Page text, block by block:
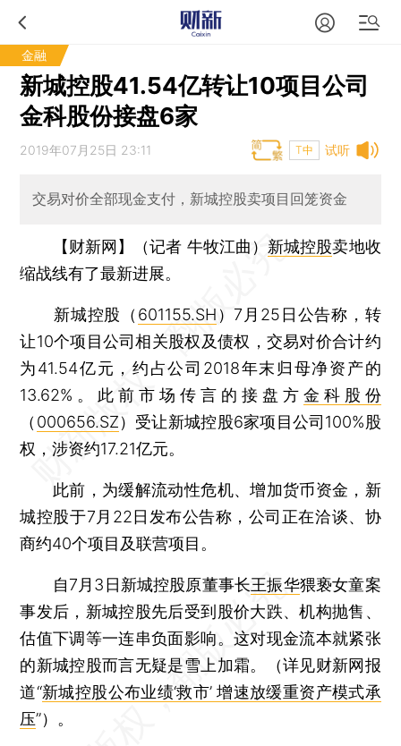
金融
新城控股41.54亿转让10项目公司
金科股份接盘6家
试听
2019年07月25日 23:11 T中
交易对价全部现金支付，新城控股卖项目回笼资金
【财新网】（记者 牛牧江曲） 新城控股卖地收
缩战线有了最新进展。
新城控股（ 601155.SH ）7月25日公告称，转
让10个项目公司相关股权及债权，交易对价合计约
为41.54亿元，约占公司2018年末归母净资产的
13.62%。此前市场传言的接盘方 金科股份
（ 000656.SZ）受让新城控股6家项目公司100%股
权，涉资约17.21亿元。
此前，为缓解流动性危机、增加货币资金，新
城控股于7月22日发布公告称，公司正在洽谈、协
商约40个项目及联营项目。
自7月3日新城控股原董事长王振华猥亵女童案
事发后，新城控股先后受到股价大跌、机构抛售、
估值下调等一连串负面影响。这对现金流本就紧张
的新城控股而言无疑是雪上加霜。（详见财新网报
道“新城控股公布业绩‘救市’ 增速放缓重资产模式承
压”）。